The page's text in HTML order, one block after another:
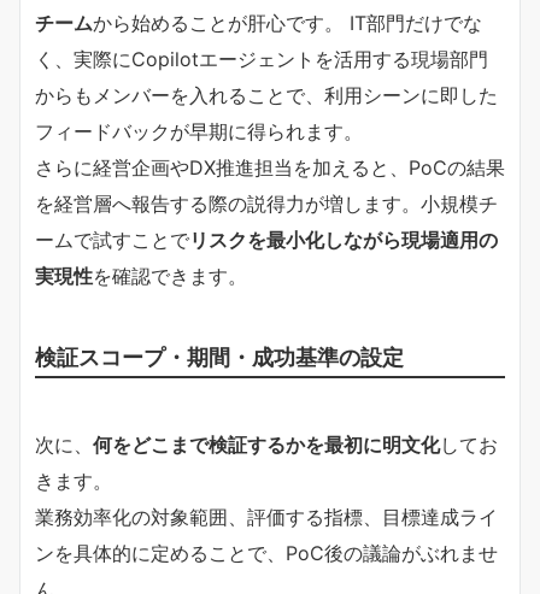
チームから始めることが肝心です。 IT部門だけでな
く、実際にCopilotエージェントを活用する現場部門
からもメンバーを入れることで、利用シーンに即した
フィードバックが早期に得られます。
さらに経営企画やDX推進担当を加えると、PoCの結果
を経営層へ報告する際の説得力が増します。小規模チ
ームで試すことでリスクを最小化しながら現場適用の
実現性を確認できます。
検証スコープ・期間・成功基準の設定
次に、 何をどこまで検証するかを最初に明文化してお
きます。
業務効率化の対象範囲、評価する指標、目標達成ライ
ンを具体的に定めることで、PoC後の議論がぶれませ
ん。